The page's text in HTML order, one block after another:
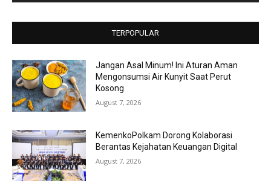
TERPOPULAR
Jangan Asal Minum! Ini Aturan Aman
Mengonsumsi Air Kunyit Saat Perut
Kosong
August 7, 2026
KemenkoPolkam Dorong Kolaborasi
Berantas Kejahatan Keuangan Digital
August 7, 2026